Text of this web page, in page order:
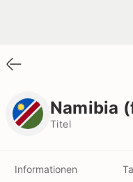
Namibia
Titel
Informationen